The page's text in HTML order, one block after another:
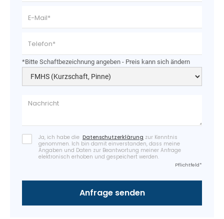
*Bitte Schaftbezeichnung angeben - Preis kann sich ändern
Ja, ich habe die Datenschutzerklärung zur Kenntnis
genommen. Ich bin damit einverstanden, dass meine
Angaben und Daten zur Beantwortung meiner Anfrage
elektronisch erhoben und gespeichert werden.
Pflichtfeld*